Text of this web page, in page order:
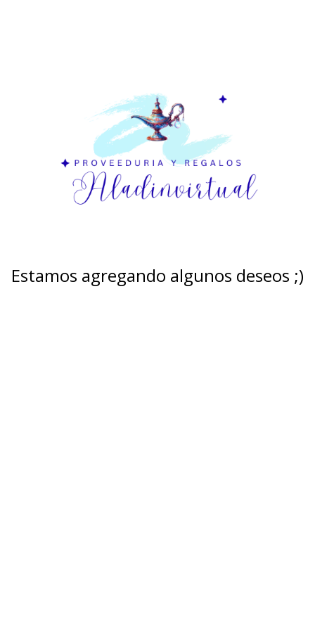
Estamos agregando algunos deseos ;)